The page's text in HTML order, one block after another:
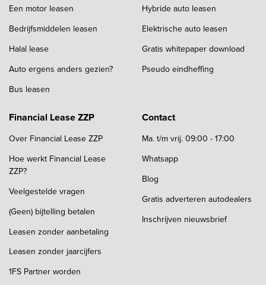
Een motor leasen
Bedrijfsmiddelen leasen
Halal lease
Auto ergens anders gezien?
Bus leasen
Hybride auto leasen
Elektrische auto leasen
Gratis whitepaper download
Pseudo eindheffing
Financial Lease ZZP
Over Financial Lease ZZP
Hoe werkt Financial Lease
ZZP?
Veelgestelde vragen
(Geen) bijtelling betalen
Leasen zonder aanbetaling
Leasen zonder jaarcijfers
1FS Partner worden
Contact
Ma. t/m vrij. 09:00 - 17:00
Whatsapp
Blog
Gratis adverteren autodealers
Inschrijven nieuwsbrief